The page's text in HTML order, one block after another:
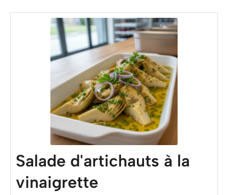
Salade d'artichauts à la
vinaigrette